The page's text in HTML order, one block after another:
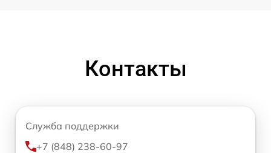
Контакты
Служба поддержки
+7 (848) 238-60-97